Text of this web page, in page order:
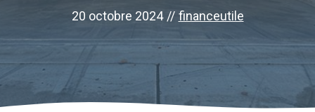
20 octobre 2024 // financeutile